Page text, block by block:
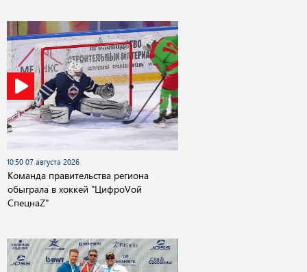
10:50 07 августа 2026
Команда правительства региона
обыграла в хоккей "ЦифроVой
СпецнаZ"